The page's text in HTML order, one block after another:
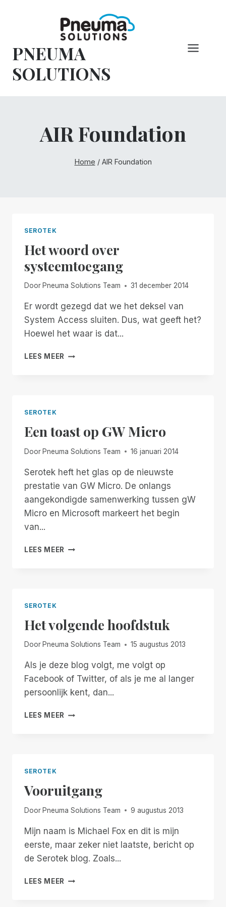
PNEUMA
SOLUTIONS
AIR Foundation
Home / AIR Foundation
SEROTEK
Het woord over
systeemtoegang
Door Pneuma Solutions Team 31 december 2014
Er wordt gezegd dat we het deksel van
System Access sluiten. Dus, wat geeft het?
Hoewel het waar is dat...
LEES MEER HET
SEROTEK
Een toast op GW Micro
Door Pneuma Solutions Team 16 januari 2014
Serotek heft het glas op de nieuwste
prestatie van GW Micro. De onlangs
aangekondigde samenwerking tussen gW
Micro en Microsoft markeert het begin
van...
LEES MEER EEN
SEROTEK
Het volgende hoofdstuk
Door Pneuma Solutions Team 15 augustus 2013
Als je deze blog volgt, me volgt op
Facebook of Twitter, of als je me al langer
persoonlijk kent, dan...
LEES MEER HET
SEROTEK
Vooruitgang
Door Pneuma Solutions Team 9 augustus 2013
Mijn naam is Michael Fox en dit is mijn
eerste, maar zeker niet laatste, bericht op
de Serotek blog. Zoals...
LEES MEER VOORUITGANG